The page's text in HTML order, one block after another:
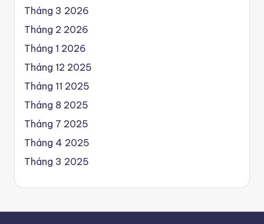
Tháng 3 2026
Tháng 2 2026
Tháng 1 2026
Tháng 12 2025
Tháng 11 2025
Tháng 8 2025
Tháng 7 2025
Tháng 4 2025
Tháng 3 2025